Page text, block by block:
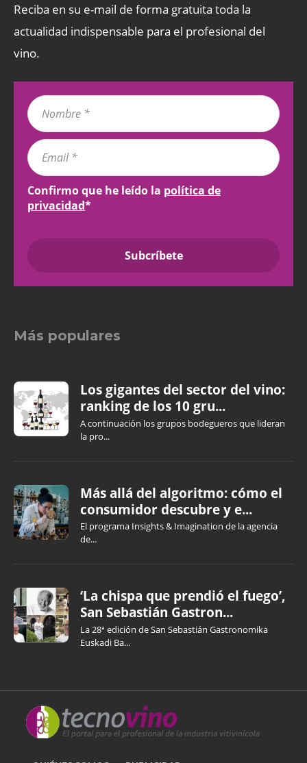
Reciba en su e-mail de forma gratuita toda la
actualidad indispensable para el profesional del
vino.
Confirmo que he leído la política de
privacidad*
Más populares
Los gigantes del sector del vino:
ranking de los 10 gru...
A continuación los grupos bodegueros que lideran
la pro...
Más allá del algoritmo: cómo el
consumidor descubre y e...
El programa Insights & Imagination de la agencia
de...
‘La chispa que prendió el fuego’,
San Sebastián Gastron...
La 28ª edición de San Sebastián Gastronomika
Euskadi Ba...